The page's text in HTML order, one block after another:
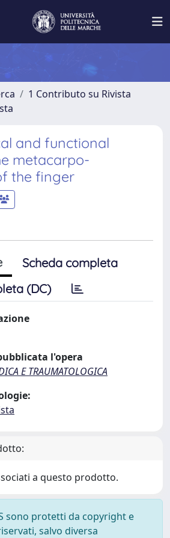
1 Contributo su Rivista
and functional
metacarpo-
the finger
Scheda completa
(DC)
l'opera
E TRAUMATOLOGICA
a questo prodotto.
sono protetti da copyright e
salvo diversa